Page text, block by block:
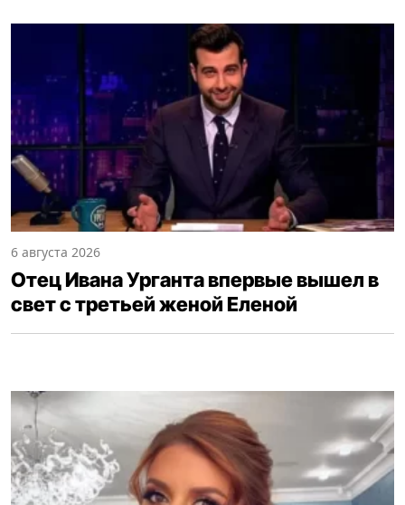
6 августа 2026
Отец Ивана Урганта впервые вышел в
свет с третьей женой Еленой